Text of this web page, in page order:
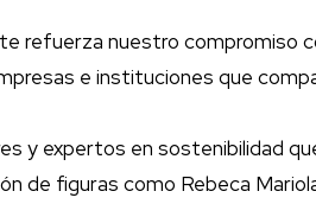
refuerza nuestro compromiso
e instituciones que
y expertos en sostenibilidad
de figuras como Rebeca